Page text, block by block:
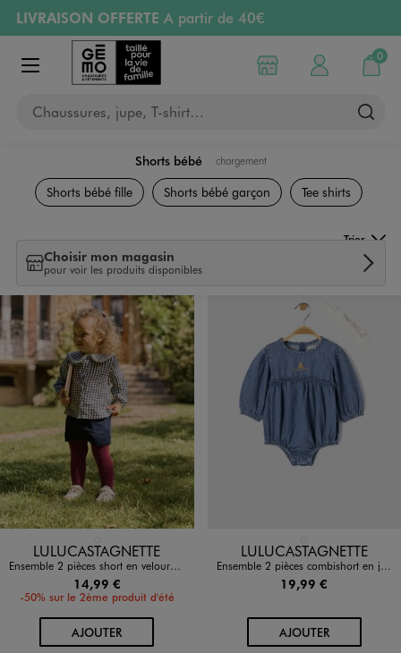
Aller au contenu principal
Aller à la navigation
LIVRAISON OFFERTE A partir de 40€
RETRAIT ET LIVRAISON OFFERTE
en magasin
PAYEZ EN 3x SANS FRAIS
Retours OFFERTS
pendant 30 jours
Afficher le menu
Chaussures, jupe, T-shirt…
Choisir mon magasin
Mon compte
0
Mon
Shorts bébé chargement
Vêtements
Shorts bébé fille Shorts bébé garçon Tee shirts
Choisir mon magasin
pour voir les produits disponibles
Trier
Disponible en 1 coloris
LULUCASTAGNETTE
Ensemble 2 pièces short en velours + collant épais bébé fille - LuluCastagnette
14,99 €
-50% sur le 2ème produit d'été
AJOUTERAU PANIER
Disponible en 1 coloris
LULUCASTAGNETTE
Ensemble 2 pièces combishort en jean et bandeau bébé fille - LuluCastagnette
19,99 €
AJOUTERAU PANIER